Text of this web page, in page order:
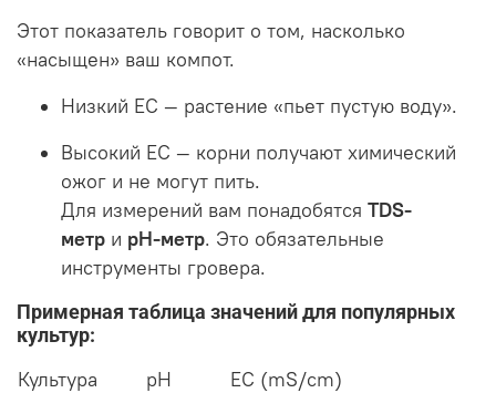
Этот показатель говорит о том, насколько
«насыщен» ваш компот.
Низкий EC — растение «пьет пустую воду».
Высокий EC — корни получают химический
ожог и не могут пить.
Для измерений вам понадобятся TDS-
метр и pH-метр. Это обязательные
инструменты гровера.
Примерная таблица значений для популярных
культур:
Культура pH
EC (mS/cm)